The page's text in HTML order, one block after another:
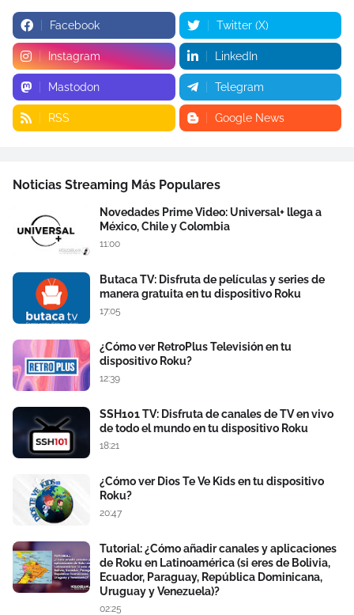
Facebook Twitter (X)
Instagram LinkedIn
Mastodon Telegram
RSS Google News
Noticias Streaming Más Populares
Novedades Prime Video: Universal+ llega a
México, Chile y Colombia
11:00
Butaca TV: Disfruta de películas y series de
manera gratuita en tu dispositivo Roku
17:05
¿Cómo ver RetroPlus Televisión en tu
dispositivo Roku?
12:39
SSH101 TV: Disfruta de canales de TV en vivo
de todo el mundo en tu dispositivo Roku
18:21
¿Cómo ver Dios Te Ve Kids en tu dispositivo
Roku?
20:47
Tutorial: ¿Cómo añadir canales y aplicaciones
de Roku en Latinoamérica (si eres de Bolivia,
Ecuador, Paraguay, República Dominicana,
Uruguay y Venezuela)?
02:25